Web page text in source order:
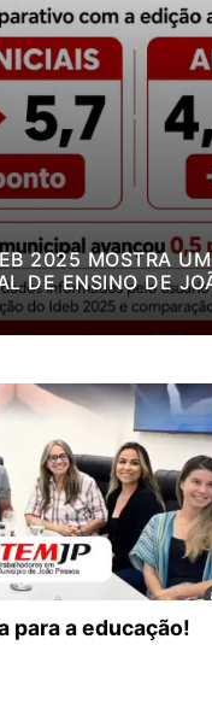
2025 MOSTRA
DE ENSINO DE
para a educação!